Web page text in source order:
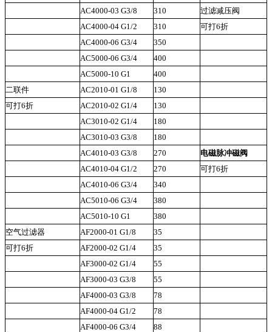
AC4000-03 G3/8 310 过滤减压阀
AC4000-04 G1/2
310 可打6折
AC4000-06 G3/4
350
AC5000-06 G3/4
400
AC5000-10 G1
400
二联件
AC2010-01 G1/8 130
可打6折
AC2010-02 G1/4 130
AC3010-02 G1/4
180
AC3010-03 G3/8
180
AC4010-03 G3/8
270 电磁脉冲磁阀
AC4010-04 G1/2
270 可打6折
AC4010-06 G3/4
340
AC5010-06 G3/4
380
AC5010-10 G1
380
空气过滤器
AF2000-01 G1/8 35
可打6折
AF2000-02 G1/4 35
AF3000-02 G1/4
55
AF3000-03 G3/8
55
AF4000-03 G3/8
78
AF4000-04 G1/2
78
AF4000-06 G3/4
88